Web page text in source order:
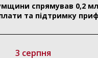
спрямував 0,2
та підтримку
3 серпня